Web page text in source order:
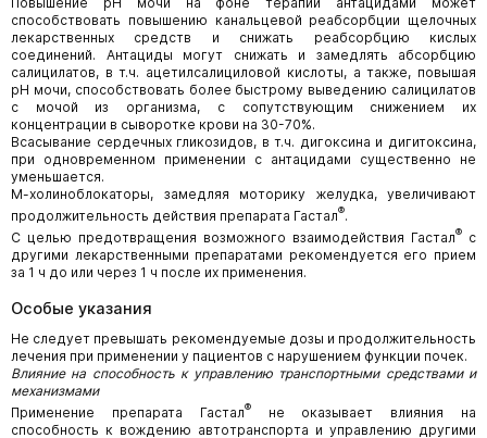
способствовать повышению канальцевой реабсорбции щелочных
лекарственных средств и снижать реабсорбцию кислых
соединений. Антациды могут снижать и замедлять абсорбцию
салицилатов, в т.ч. ацетилсалициловой кислоты, а также, повышая
pH мочи, способствовать более быстрому выведению салицилатов
с мочой из организма, с сопутствующим снижением их
концентрации в сыворотке крови на 30-70%.
Всасывание сердечных гликозидов, в т.ч. дигоксина и дигитоксина,
при одновременном применении с антацидами существенно не
уменьшается.
М-холиноблокаторы, замедляя моторику желудка, увеличивают
продолжительность действия препарата Гастал®.
С целью предотвращения возможного взаимодействия Гастал® с
другими лекарственными препаратами рекомендуется его прием
за 1 ч до или через 1 ч после их применения.
Особые указания
Не следует превышать рекомендуемые дозы и продолжительность
лечения при применении у пациентов с нарушением функции почек.
Влияние на способность к управлению транспортными средствами и
механизмами
Применение препарата Гастал®не оказывает влияния на
способность к вождению автотранспорта и управлению другими